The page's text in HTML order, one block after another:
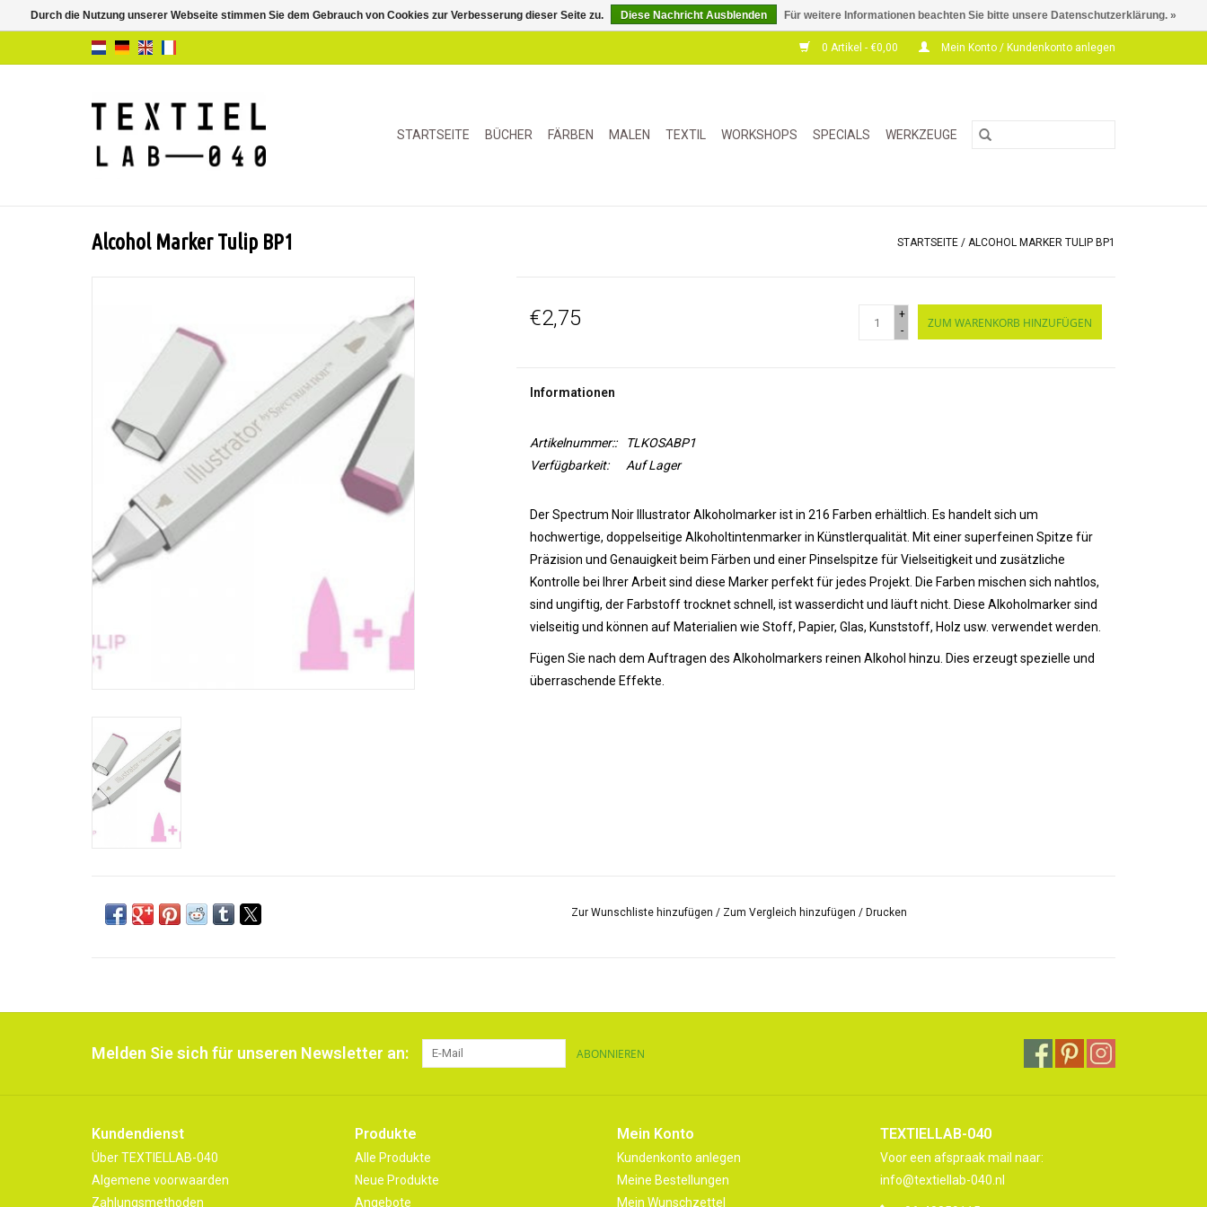
0 Artikel - €0,00 Mein Konto / Kundenkonto anlegen
STARTSEITE BÜCHER FÄRBEN MALEN TEXTIL WORKSHOPS SPECIALS WERKZEUGE
Alcohol Marker Tulip BP1 STARTSEITE / ALCOHOL MARKER TULIP BP1
€2,75
+
-
ZUM WARENKORB HINZUFÜGEN
Informationen
Artikelnummer::
TLKOSABP1
Verfügbarkeit:
Auf Lager
Der Spectrum Noir Illustrator Alkoholmarker ist in 216 Farben erhältlich. Es handelt sich um
hochwertige, doppelseitige Alkoholtintenmarker in Künstlerqualität. Mit einer superfeinen Spitze für
Präzision und Genauigkeit beim Färben und einer Pinselspitze für Vielseitigkeit und zusätzliche
Kontrolle bei Ihrer Arbeit sind diese Marker perfekt für jedes Projekt. Die Farben mischen sich nahtlos,
sind ungiftig, der Farbstoff trocknet schnell, ist wasserdicht und läuft nicht. Diese Alkoholmarker sind
vielseitig und können auf Materialien wie Stoff, Papier, Glas, Kunststoff, Holz usw. verwendet werden.
Fügen Sie nach dem Auftragen des Alkoholmarkers reinen Alkohol hinzu. Dies erzeugt spezielle und
überraschende Effekte.
Zur Wunschliste hinzufügen / Zum Vergleich hinzufügen /Drucken
Melden Sie sich für unseren Newsletter an: ABONNIEREN
Kundendienst
Über TEXTIELLAB-040
Algemene voorwaarden
Zahlungsmethoden
Produkte
Alle Produkte
Neue Produkte
Angebote
Mein Konto
Kundenkonto anlegen
Meine Bestellungen
Mein Wunschzettel
TEXTIELLAB-040
Voor een afspraak mail naar:
info@textiellab-040.nl
Durch die Nutzung unserer Webseite stimmen Sie dem Gebrauch von Cookies zur Verbesserung dieser Seite zu. Diese Nachricht Ausblenden Für weitere Informationen beachten Sie bitte unsere Datenschutzerklärung. »